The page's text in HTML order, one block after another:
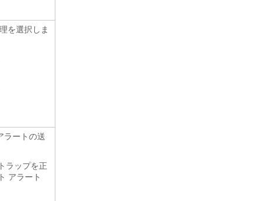
を選択しま
ラートの送
ラップを正
アラート